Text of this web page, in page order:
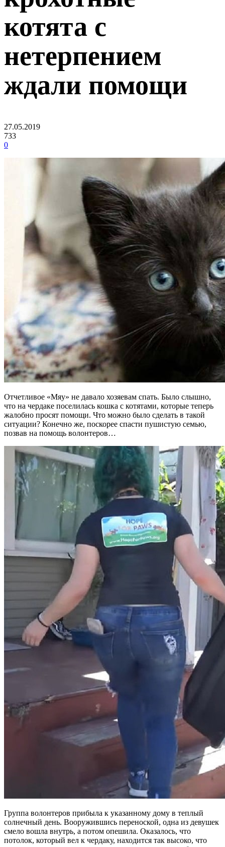
котята с
нетерпением
ждали помощи
27.05.2019
733
0
Отчетливое «Мяу» не давало хозяевам спать. Было слышно,
что на чердаке поселилась кошка с котятами, которые теперь
жалобно просят помощи. Что можно было сделать в такой
ситуации? Конечно же, поскорее спасти пушистую семью,
позвав на помощь волонтеров…
Группа волонтеров прибыла к указанному дому в теплый
солнечный день. Вооружившись переноской, одна из девушек
смело вошла внутрь, а потом опешила. Оказалось, что
потолок, который вел к чердаку, находится так высоко, что